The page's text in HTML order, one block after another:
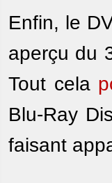
Enfin, le
aperçu du
Tout cela
Blu-Ray
faisant